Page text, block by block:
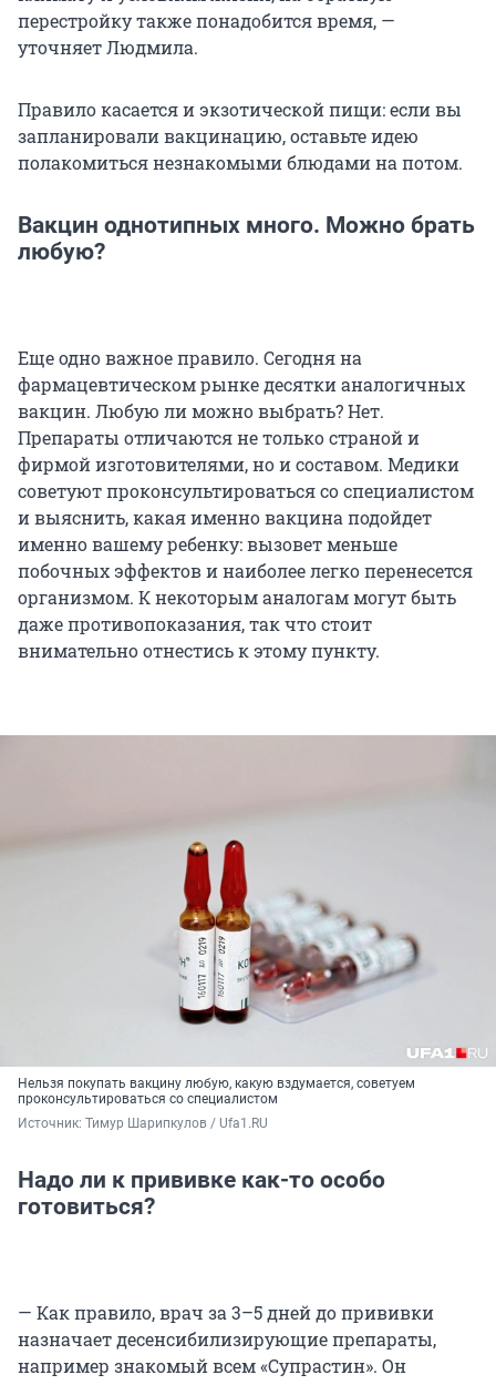
перестройку также понадобится время, —
уточняет Людмила.
Правило касается и экзотической пищи: если вы
запланировали вакцинацию, оставьте идею
полакомиться незнакомыми блюдами на потом.
Вакцин однотипных много. Можно брать
любую?
Еще одно важное правило. Сегодня на
фармацевтическом рынке десятки аналогичных
вакцин. Любую ли можно выбрать? Нет.
Препараты отличаются не только страной и
фирмой изготовителями, но и составом. Медики
советуют проконсультироваться со специалистом
и выяснить, какая именно вакцина подойдет
именно вашему ребенку: вызовет меньше
побочных эффектов и наиболее легко перенесется
организмом. К некоторым аналогам могут быть
даже противопоказания, так что стоит
внимательно отнестись к этому пункту.
Нельзя покупать вакцину любую, какую вздумается, советуем
проконсультироваться со специалистом
Источник: Тимур Шарипкулов / Ufa1.RU
Надо ли к прививке как-то особо
готовиться?
— Как правило, врач за 3–5 дней до прививки
назначает десенсибилизирующие препараты,
например знакомый всем «Супрастин». Он